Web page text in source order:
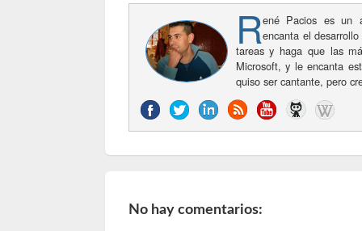
René Pacios es un
encanta el
tareas y haga que las
Microsoft, y le encanta
quiso ser cantante, pero
No hay comentarios: